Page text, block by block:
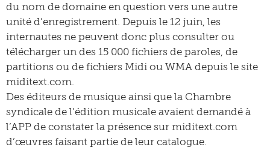
du nom de domaine en question vers une autre
unité d’enregistrement. Depuis le 12 juin, les
internautes ne peuvent donc plus consulter ou
télécharger un des 15 000 fichiers de paroles, de
partitions ou de fichiers Midi ou WMA depuis le site
miditext.com.
Des éditeurs de musique ainsi que la Chambre
syndicale de l’édition musicale avaient demandé à
l’APP de constater la présence sur miditext.com
d’œuvres faisant partie de leur catalogue.